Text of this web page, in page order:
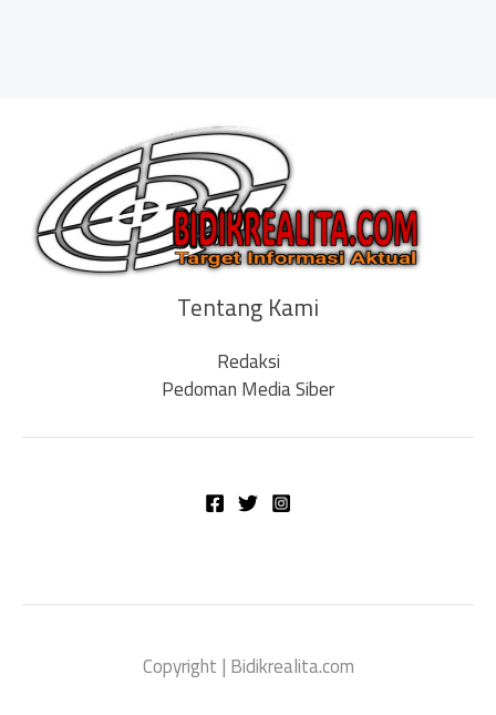
Tentang Kami
Redaksi
Pedoman Media Siber
Copyright | Bidikrealita.com